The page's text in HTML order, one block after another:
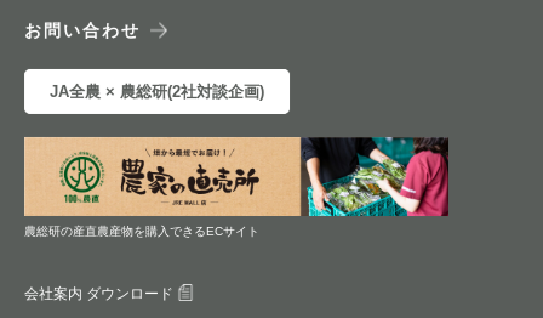
お問い合わせ
JA全農 × 農総研(2社対談企画)
農総研の産直農産物を購入できるECサイト
会社案内 ダウンロード